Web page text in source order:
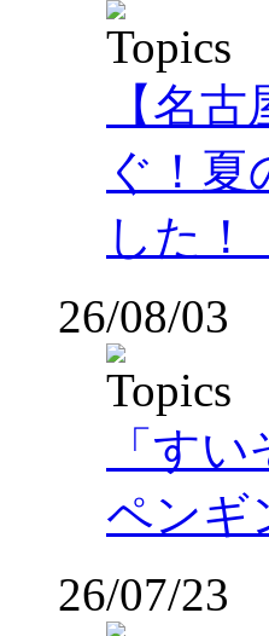
【名
ぐ！
した！
26/08/03
「す
ペンギ
26/07/23